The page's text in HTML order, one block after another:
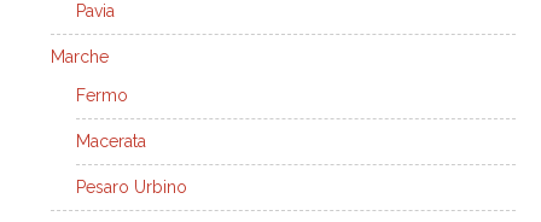
Pavia
Marche
Fermo
Macerata
Pesaro Urbino